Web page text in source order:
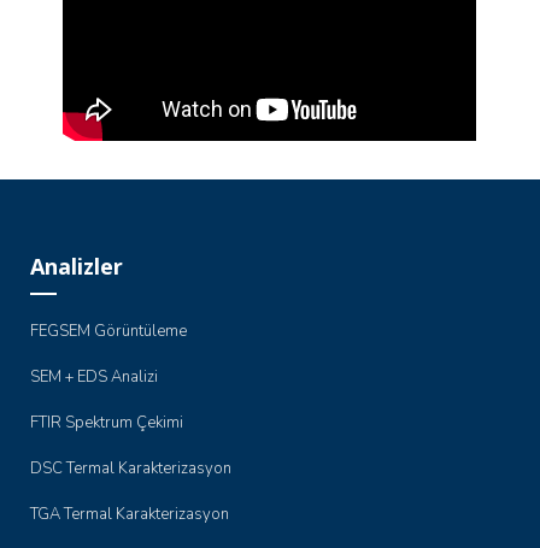
Analizler
FEGSEM Görüntüleme
SEM + EDS Analizi
FTIR Spektrum Çekimi
DSC Termal Karakterizasyon
TGA Termal Karakterizasyon